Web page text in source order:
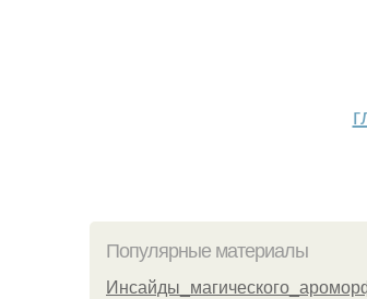
Популярные материалы